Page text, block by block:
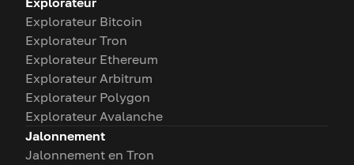
Explorateur Bitcoin
Explorateur Tron
Explorateur Ethereum
Explorateur Arbitrum
Explorateur Polygon
Explorateur Avalanche
Jalonnement
Jalonnement en Tron